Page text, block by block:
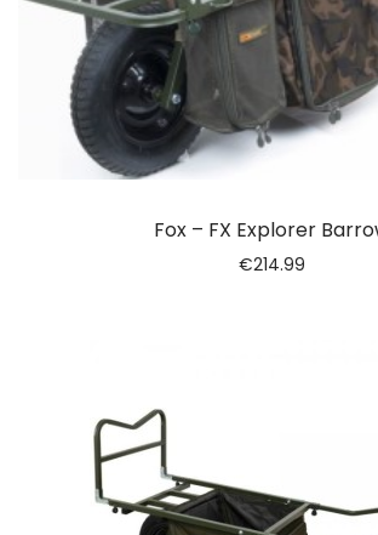
Fox – FX Explorer
€214.99